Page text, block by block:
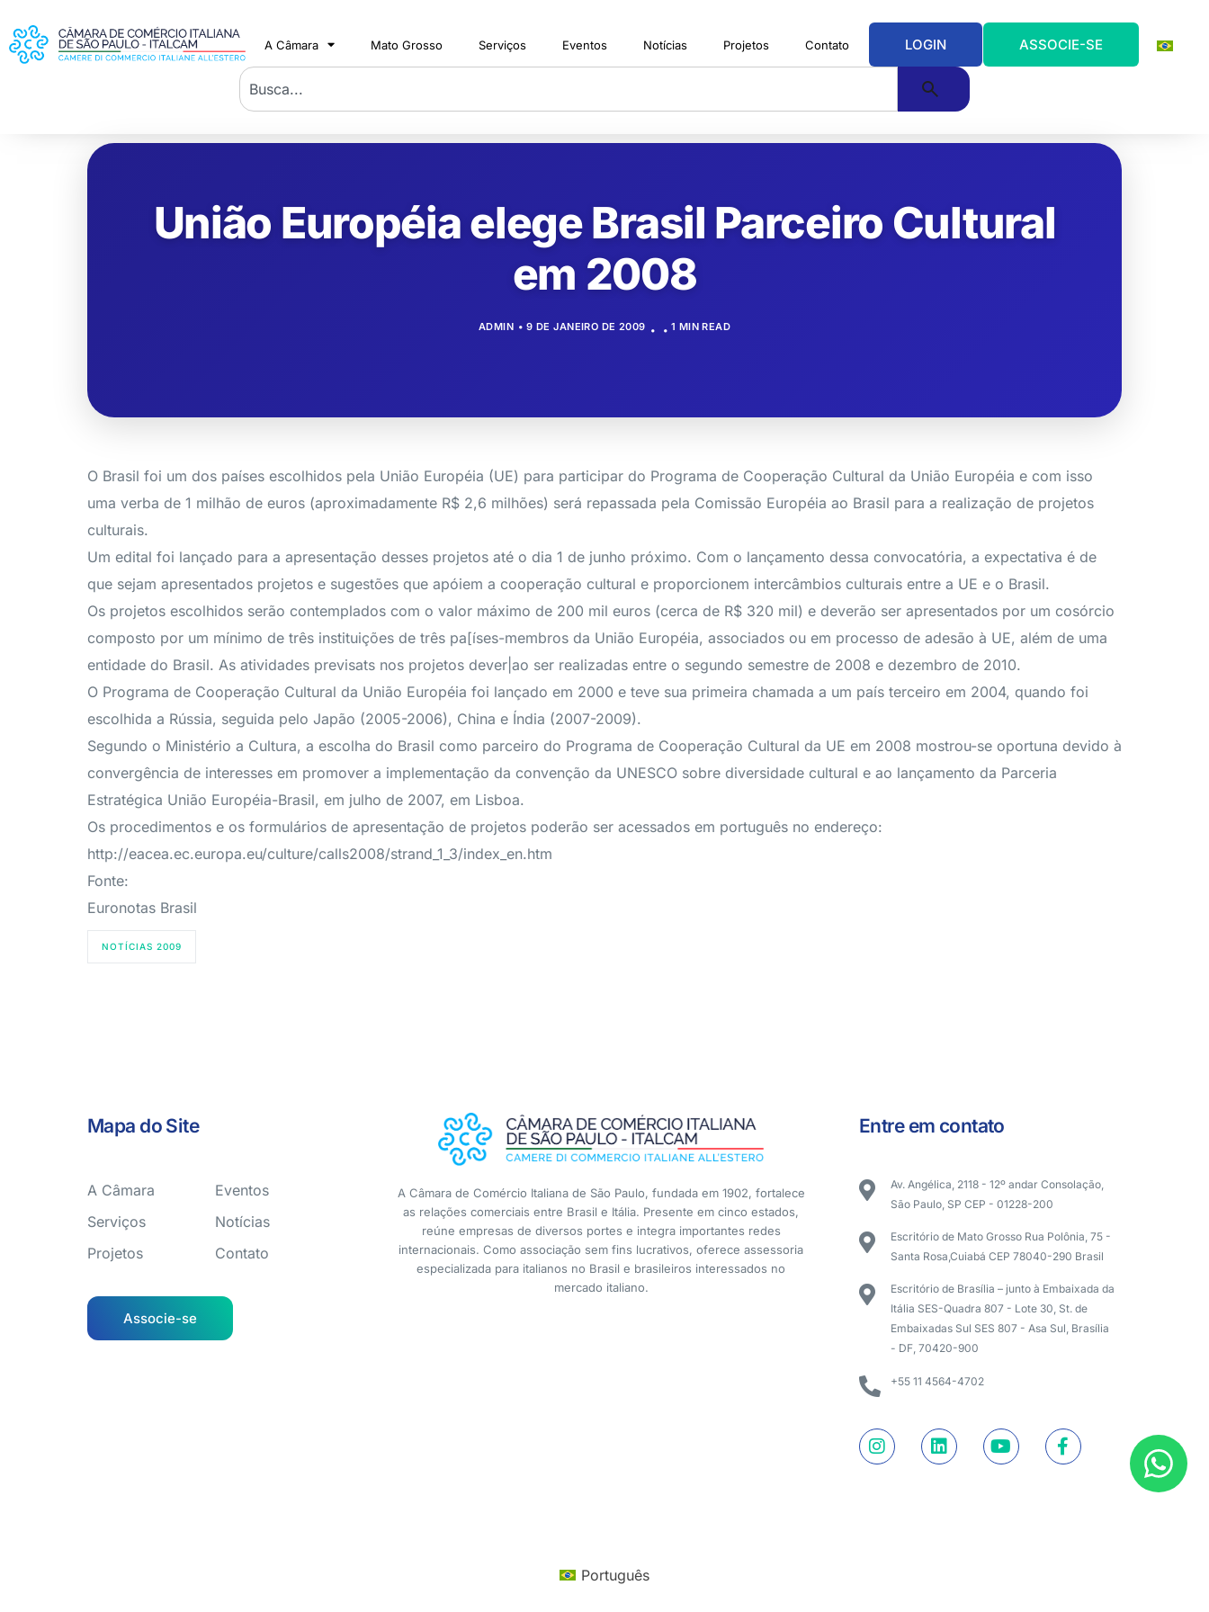
A Câmara Mato Grosso Serviços Eventos Notícias Projetos Contato LOGIN ASSOCIE-SE
União Européia elege Brasil Parceiro Cultural
em 2008
ADMIN 9 DE JANEIRO DE 2009 1 MIN READ
O Brasil foi um dos países escolhidos pela União Européia (UE) para participar do Programa de Cooperação Cultural da União Européia e com isso
uma verba de 1 milhão de euros (aproximadamente R$ 2,6 milhões) será repassada pela Comissão Européia ao Brasil para a realização de projetos
culturais.
Um edital foi lançado para a apresentação desses projetos até o dia 1 de junho próximo. Com o lançamento dessa convocatória, a expectativa é de
que sejam apresentados projetos e sugestões que apóiem a cooperação cultural e proporcionem intercâmbios culturais entre a UE e o Brasil.
Os projetos escolhidos serão contemplados com o valor máximo de 200 mil euros (cerca de R$ 320 mil) e deverão ser apresentados por um cosórcio
composto por um mínimo de três instituições de três pa[íses-membros da União Européia, associados ou em processo de adesão à UE, além de uma
entidade do Brasil. As atividades previsats nos projetos dever|ao ser realizadas entre o segundo semestre de 2008 e dezembro de 2010.
O Programa de Cooperação Cultural da União Européia foi lançado em 2000 e teve sua primeira chamada a um país terceiro em 2004, quando foi
escolhida a Rússia, seguida pelo Japão (2005-2006), China e Índia (2007-2009).
Segundo o Ministério a Cultura, a escolha do Brasil como parceiro do Programa de Cooperação Cultural da UE em 2008 mostrou-se oportuna devido à
convergência de interesses em promover a implementação da convenção da UNESCO sobre diversidade cultural e ao lançamento da Parceria
Estratégica União Européia-Brasil, em julho de 2007, em Lisboa.
Os procedimentos e os formulários de apresentação de projetos poderão ser acessados em português no endereço:
http://eacea.ec.europa.eu/culture/calls2008/strand_1_3/index_en.htm
Fonte:
Euronotas Brasil
NOTÍCIAS 2009
Mapa do Site
A Câmara
Serviços
Projetos
Eventos
Notícias
Contato
Associe-se
A Câmara de Comércio Italiana de São Paulo, fundada em 1902, fortalece
as relações comerciais entre Brasil e Itália. Presente em cinco estados,
reúne empresas de diversos portes e integra importantes redes
internacionais. Como associação sem fins lucrativos, oferece assessoria
especializada para italianos no Brasil e brasileiros interessados no
mercado italiano.
Entre em contato
Av. Angélica, 2118 - 12º andar Consolação,
São Paulo, SP CEP - 01228-200
Escritório de Mato Grosso Rua Polônia, 75 -
Santa Rosa,Cuiabá CEP 78040-290 Brasil
Escritório de Brasília – junto à Embaixada da
Itália SES-Quadra 807 - Lote 30, St. de
Embaixadas Sul SES 807 - Asa Sul, Brasília
- DF, 70420-900
+55 11 4564-4702
Português